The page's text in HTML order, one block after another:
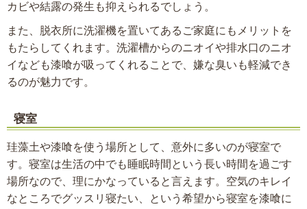
カビや結露の発生も抑えられるでしょう。
また、脱衣所に洗濯機を置いてあるご家庭にもメリットを
もたらしてくれます。洗濯槽からのニオイや排水口のニオ
イなども漆喰が吸ってくれることで、嫌な臭いも軽減でき
るのが魅力です。
寝室
珪藻土や漆喰を使う場所として、意外に多いのが寝室で
す。寝室は生活の中でも睡眠時間という長い時間を過ごす
場所なので、理にかなっていると言えます。空気のキレイ
なところでグッスリ寝たい、という希望から寝室を漆喰に